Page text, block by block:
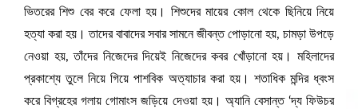
ভিতরের শিশু বের করে ফেলা হয়। শিশুদের মায়ের কোল থেকে ছিনিয়ে নিয়ে
হত্যা করা হয়। তাদের বাবাদের সবার সামনে জীবন্ত পোড়ানো হয়, চামড়া উপড়ে
নেওয়া হয়, তাঁদের নিজেদের দিয়েই নিজেদের কবর খোঁড়ানো হয়। মহিলাদের
প্রকাশ্যে তুলে নিয়ে গিয়ে পাশবিক অত্যাচার করা হয়। শতাধিক মন্দির ধ্বংস
করে বিগ্রহের গলায় গোমাংস জড়িয়ে দেওয়া হয়। অ্যানি বেসান্ত ‘দ্য ফিউচর